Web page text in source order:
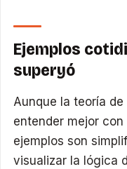
Ejemplos
superyó
Aunque la teoría
entender mejor
ejemplos son
visualizar la lógica